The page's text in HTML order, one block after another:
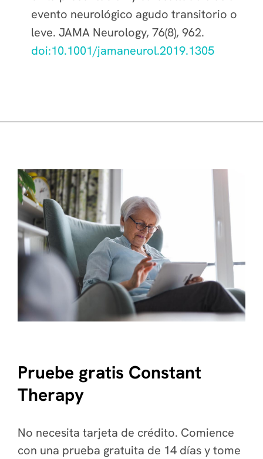
evento neurológico agudo transitorio o
leve. JAMA Neurology, 76(8), 962.
doi:10.1001/jamaneurol.2019.1305
Pruebe gratis Constant
Therapy
No necesita tarjeta de crédito. Comience
con una prueba gratuita de 14 días y tome